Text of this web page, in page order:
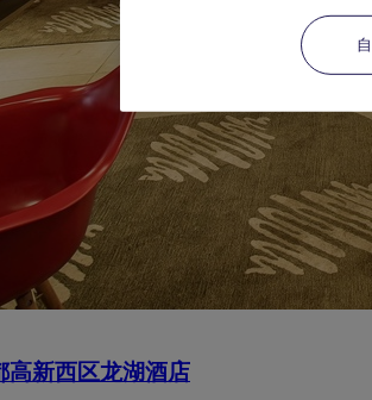
高新西区龙湖酒店